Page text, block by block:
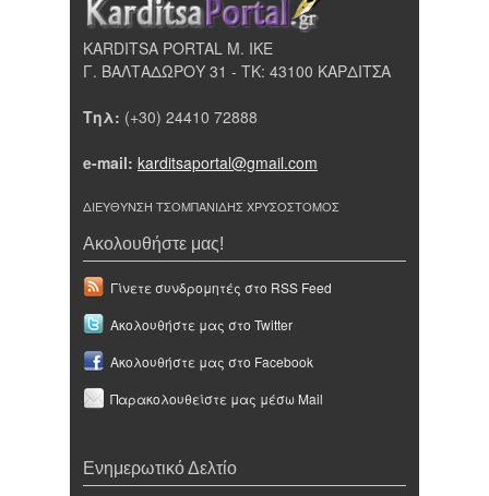
KARDITSA PORTAL Μ. ΙΚΕ
Γ. ΒΑΛΤΑΔΩΡΟΥ 31 - ΤΚ: 43100 ΚΑΡΔΙΤΣΑ
Τηλ: (+30) 24410 72888
e-mail: karditsaportal@gmail.com
ΔΙΕΥΘΥΝΣΗ ΤΣΟΜΠΑΝΙΔΗΣ ΧΡΥΣΟΣΤΟΜΟΣ
Ακολουθήστε μας!
Γίνετε συνδρομητές στο RSS Feed
Ακολουθήστε μας στο Twitter
Ακολουθήστε μας στο Facebook
Παρακολουθείστε μας μέσω Mail
Ενημερωτικό Δελτίο